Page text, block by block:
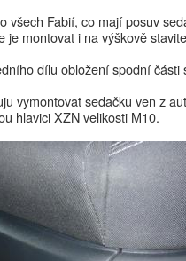
všech Fabií, co mají posuv
je montovat i na výškově
dílu obložení spodní části
vymontovat sedačku ven z
hlavici XZN velikosti M10.